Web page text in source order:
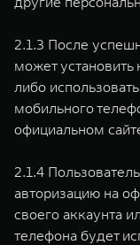
2.1.3 После
может
либо
мобильного
официальном
2.1.4
авторизацию на
своего аккаунта
телефона будет